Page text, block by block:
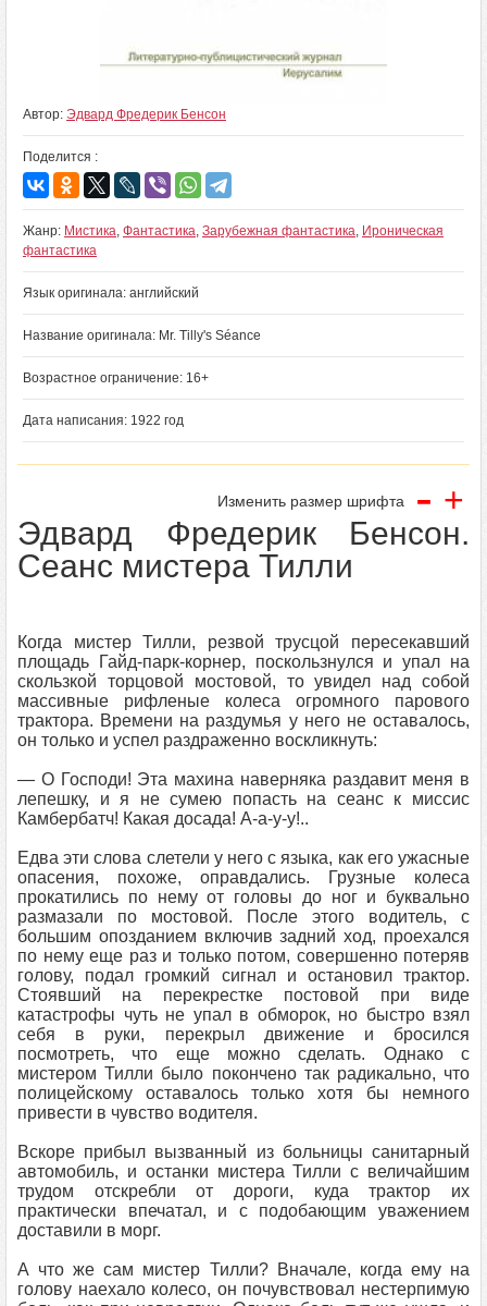
Автор: Эдвард Фредерик Бенсон
Поделится :
Жанр: Мистика, Фантастика, Зарубежная фантастика, Ироническая
фантастика
Язык оригинала: английский
Название оригинала: Mr. Tilly's Séance
Возрастное ограничение: 16+
Дата написания: 1922 год
Изменить размер шрифта - +
Эдвард Фредерик Бенсон.
Сеанс мистера Тилли
Когда мистер Тилли, резвой трусцой пересекавший
площадь Гайд-парк-корнер, поскользнулся и упал на
скользкой торцовой мостовой, то увидел над собой
массивные рифленые колеса огромного парового
трактора. Времени на раздумья у него не оставалось,
он только и успел раздраженно воскликнуть:
— О Господи! Эта махина наверняка раздавит меня в
лепешку, и я не сумею попасть на сеанс к миссис
Камбербатч! Какая досада! А-а-у-у!..
Едва эти слова слетели у него с языка, как его ужасные
опасения, похоже, оправдались. Грузные колеса
прокатились по нему от головы до ног и буквально
размазали по мостовой. После этого водитель, с
большим опозданием включив задний ход, проехался
по нему еще раз и только потом, совершенно потеряв
голову, подал громкий сигнал и остановил трактор.
Стоявший на перекрестке постовой при виде
катастрофы чуть не упал в обморок, но быстро взял
себя в руки, перекрыл движение и бросился
посмотреть, что еще можно сделать. Однако с
мистером Тилли было покончено так радикально, что
полицейскому оставалось только хотя бы немного
привести в чувство водителя.
Вскоре прибыл вызванный из больницы санитарный
автомобиль, и останки мистера Тилли с величайшим
трудом отскребли от дороги, куда трактор их
практически впечатал, и с подобающим уважением
доставили в морг.
А что же сам мистер Тилли? Вначале, когда ему на
голову наехало колесо, он почувствовал нестерпимую